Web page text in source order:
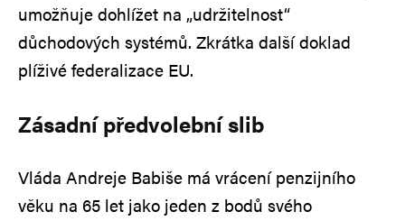
umožňuje dohlížet na „udržitelnost“
důchodových systémů. Zkrátka další doklad
plíživé federalizace EU.
Zásadní předvolební slib
Vláda Andreje Babiše má vrácení penzijního
věku na 65 let jako jeden z bodů svého